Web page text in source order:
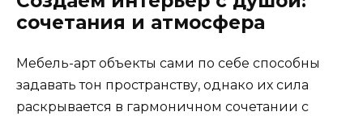
сочетания и атмосфера
Мебель-арт объекты сами по себе способны
задавать тон пространству, однако их сила
раскрывается в гармоничном сочетании с